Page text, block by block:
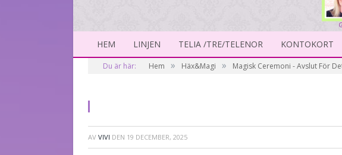
HEM LINJEN TELIA /TRE/TELENOR KONTOKORT
Du är här: Hem » Häx&Magi » Magisk Ceremoni - Avslut För
AV VIVI DEN 19 DECEMBER, 2025